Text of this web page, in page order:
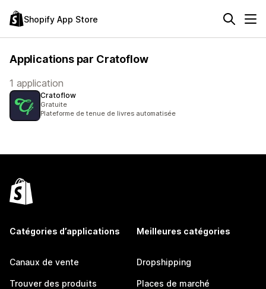
Shopify App Store
Applications par Cratoflow
1 application
Cratoflow
Gratuite
Plateforme de tenue de livres automatisée
Catégories d’applications
Canaux de vente
Trouver des produits
Meilleures catégories
Dropshipping
Places de marché